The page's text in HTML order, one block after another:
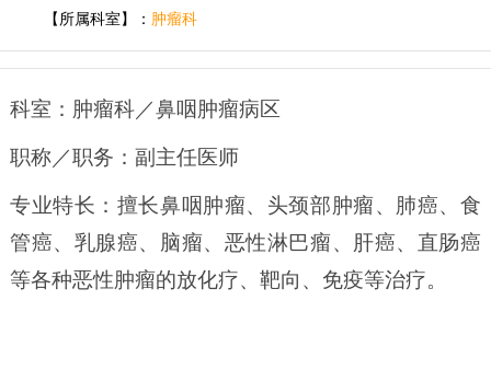
【所属科室】： 肿瘤科
科室：肿瘤科／鼻咽肿瘤病区
职称／职务：副主任医师
专业特长：擅长鼻咽肿瘤、头颈部肿瘤、肺癌、食
管癌、乳腺癌、脑瘤、恶性淋巴瘤、肝癌、直肠癌
等各种恶性肿瘤的放化疗、靶向、免疫等治疗。